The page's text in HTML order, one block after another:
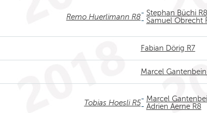
Remo Huerlimann R8- Stephan Büchi R8
- Samuel Obrecht
Fabian Dörig R7
Marcel Gantenbein
Tobias Hoesli R5- Marcel
- Adrien Aerne R8